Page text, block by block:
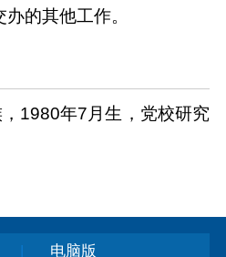
的其他工作。
1980年7月生，党校研究
| 电脑版